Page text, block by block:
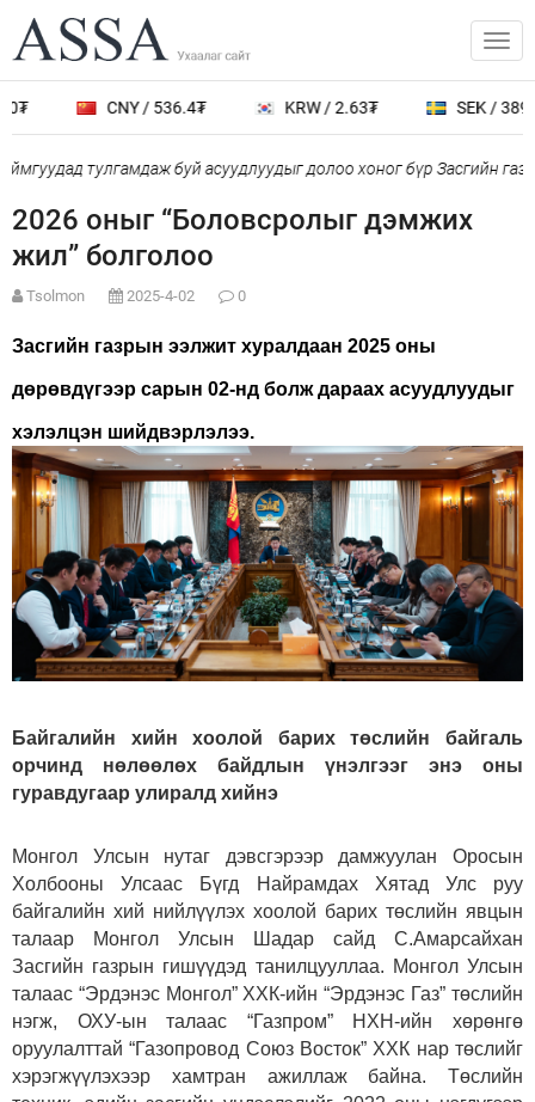
CNY / 536.4₮ KRW / 2.63₮ SEK / 389.0₮
тулгамдаж буй асуудлуудыг долоо хоног бүр Засгийн
2026 оныг “Боловсролыг дэмжих
жил” болголоо
Tsolmon 2025-4-02 0
Засгийн газрын ээлжит хуралдаан 2025 оны
дөрөвдүгээр сарын 02-нд болж дараах асуудлуудыг
хэлэлцэн шийдвэрлэлээ.
Байгалийн хийн хоолой барих төслийн байгаль
орчинд нөлөөлөх байдлын үнэлгээг энэ оны
гуравдугаар улиралд хийнэ
Монгол Улсын нутаг дэвсгэрээр дамжуулан Оросын
Холбооны Улсаас Бүгд Найрамдах Хятад Улс руу
байгалийн хий нийлүүлэх хоолой барих төслийн явцын
талаар Монгол Улсын Шадар сайд С.Амарсайхан
Засгийн газрын гишүүдэд танилцууллаа. Монгол Улсын
талаас “Эрдэнэс Монгол” ХХК-ийн “Эрдэнэс Газ” төслийн
нэгж, ОХУ-ын талаас “Газпром” НХН-ийн хөрөнгө
оруулалттай “Газопровод Союз Восток” ХХК нар төслийг
хэрэгжүүлэхээр хамтран ажиллаж байна. Төслийн